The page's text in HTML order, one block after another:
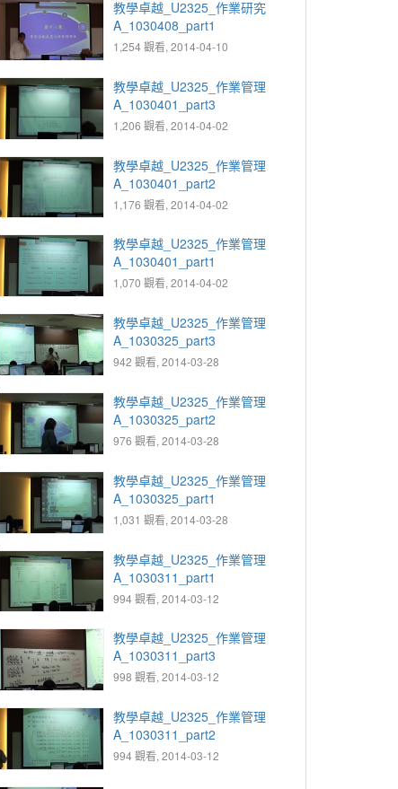
教學卓越_U2325_作業研究
A_1030408_part1
1,254 觀看, 2014-04-10
教學卓越_U2325_作業管理
A_1030401_part3
1,206 觀看, 2014-04-02
教學卓越_U2325_作業管理
A_1030401_part2
1,176 觀看, 2014-04-02
教學卓越_U2325_作業管理
A_1030401_part1
1,070 觀看, 2014-04-02
教學卓越_U2325_作業管理
A_1030325_part3
942 觀看, 2014-03-28
教學卓越_U2325_作業管理
A_1030325_part2
976 觀看, 2014-03-28
教學卓越_U2325_作業管理
A_1030325_part1
1,031 觀看, 2014-03-28
教學卓越_U2325_作業管理
A_1030311_part1
994 觀看, 2014-03-12
教學卓越_U2325_作業管理
A_1030311_part3
998 觀看, 2014-03-12
教學卓越_U2325_作業管理
A_1030311_part2
994 觀看, 2014-03-12